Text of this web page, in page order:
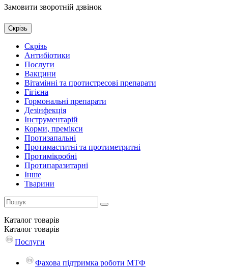
Замовити зворотній дзвінок
Скрізь
Скрізь
Антибіотики
Послуги
Вакцини
Вітамінні та протистресові препарати
Гігієна
Гормональні препарати
Дезінфекція
Інструментарій
Корми, премікси
Протизапальні
Протимаститні та протиметритні
Протимікробні
Протипаразитарні
Інше
Тварини
Каталог товарів
Каталог товарів
Послуги
Фахова підтримка роботи МТФ